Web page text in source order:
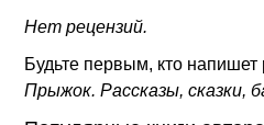
Нет рецензий.
Будьте первым, кто напишет
Прыжок. Рассказы, сказки,